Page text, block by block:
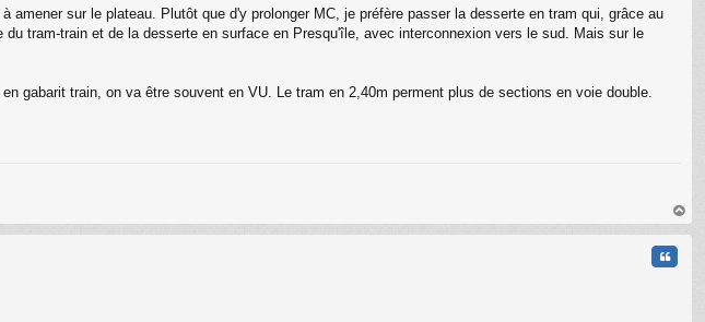
sur le plateau. Plutôt que d'y prolonger MC, je préfère passer la desserte en tram qui, grâce au
tram-train et de la desserte en surface en Presqu'île, avec interconnexion vers le sud. Mais sur le
gabarit train, on va être souvent en VU. Le tram en 2,40m perment plus de sections en voie double.
au